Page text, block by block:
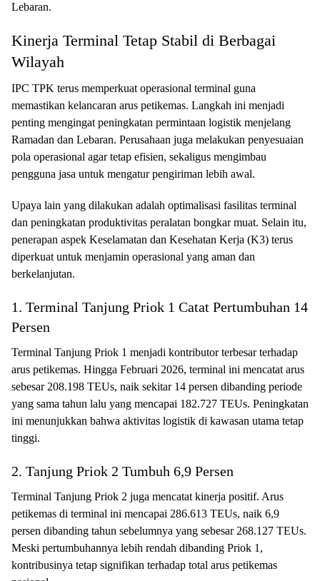
Lebaran.
Kinerja Terminal Tetap Stabil di Berbagai
Wilayah
IPC TPK terus memperkuat operasional terminal guna
memastikan kelancaran arus petikemas. Langkah ini menjadi
penting mengingat peningkatan permintaan logistik menjelang
Ramadan dan Lebaran. Perusahaan juga melakukan penyesuaian
pola operasional agar tetap efisien, sekaligus mengimbau
pengguna jasa untuk mengatur pengiriman lebih awal.
Upaya lain yang dilakukan adalah optimalisasi fasilitas terminal
dan peningkatan produktivitas peralatan bongkar muat. Selain itu,
penerapan aspek Keselamatan dan Kesehatan Kerja (K3) terus
diperkuat untuk menjamin operasional yang aman dan
berkelanjutan.
1. Terminal Tanjung Priok 1 Catat Pertumbuhan 14
Persen
Terminal Tanjung Priok 1 menjadi kontributor terbesar terhadap
arus petikemas. Hingga Februari 2026, terminal ini mencatat arus
sebesar 208.198 TEUs, naik sekitar 14 persen dibanding periode
yang sama tahun lalu yang mencapai 182.727 TEUs. Peningkatan
ini menunjukkan bahwa aktivitas logistik di kawasan utama tetap
tinggi.
2. Tanjung Priok 2 Tumbuh 6,9 Persen
Terminal Tanjung Priok 2 juga mencatat kinerja positif. Arus
petikemas di terminal ini mencapai 286.613 TEUs, naik 6,9
persen dibanding tahun sebelumnya yang sebesar 268.127 TEUs.
Meski pertumbuhannya lebih rendah dibanding Priok 1,
kontribusinya tetap signifikan terhadap total arus petikemas